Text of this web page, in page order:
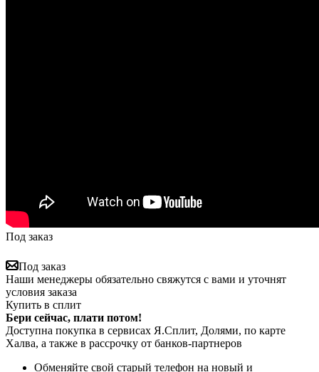
Под заказ
Под заказ
Наши менеджеры обязательно свяжутся с вами и уточнят
условия заказа
Купить в сплит
Бери сейчас, плати потом!
Доступна покупка в сервисах Я.Сплит, Долями, по карте
Халва, а также в рассрочку от банков-партнеров
Обменяйте свой старый телефон на новый и